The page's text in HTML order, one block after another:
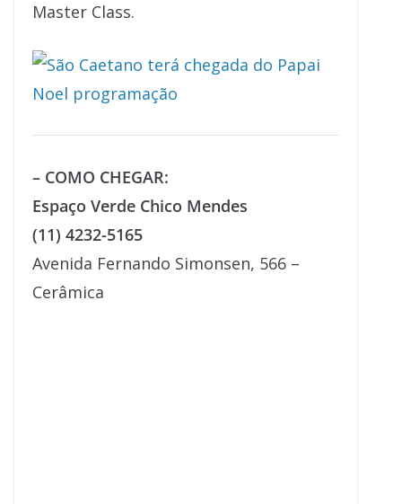
Master Class.
– COMO CHEGAR:
Espaço Verde Chico Mendes
(11) 4232-5165
Avenida Fernando Simonsen, 566 –
Cerâmica